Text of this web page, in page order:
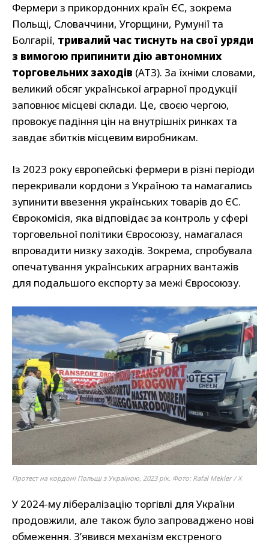
Фермери з прикордонних країн ЄС, зокрема
Польщі, Словаччини, Угорщини, Румунії та
Болгарії, тривалий час тиснуть на свої уряди
з вимогою припинити дію автономних
торговельних заходів (АТЗ). За їхніми словами,
великий обсяг української аграрної продукції
заповнює місцеві склади. Це, своєю чергою,
провокує падіння цін на внутрішніх ринках та
завдає збитків місцевим виробникам.
Із 2023 року європейські фермери в різні періоди
перекривали кордони з Україною та намагались
зупинити ввезення українських товарів до ЄС.
Єврокомісія, яка відповідає за контроль у сфері
торговельної політики Євросоюзу, намагалася
впровадити низку заходів. Зокрема, спробувала
опечатування українських аграрних вантажів
для подальшого експорту за межі Євросоюзу.
Протест на кордоні Польщі з Україною, 2023 рік. Фото: Rafał Mekler / X
У 2024-му лібералізацію торгівлі для України
продовжили, але також було запроваджено нові
обмеження. З’явився механізм екстреного